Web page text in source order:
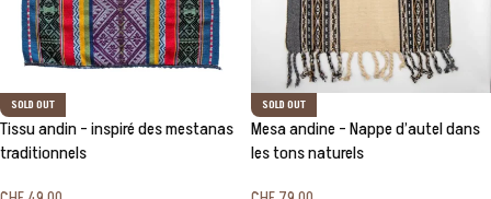
SOLD OUT
Tissu andin – inspiré des mestanas
traditionnels
SOLD OUT
Mesa andine – Nappe d’autel dans
les tons naturels